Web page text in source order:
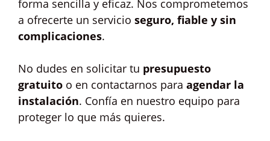
forma sencilla y eficaz. Nos comprometemos
a ofrecerte un servicio seguro, fiable y sin
complicaciones.
No dudes en solicitar tu presupuesto
gratuito o en contactarnos para agendar la
instalación. Confía en nuestro equipo para
proteger lo que más quieres.